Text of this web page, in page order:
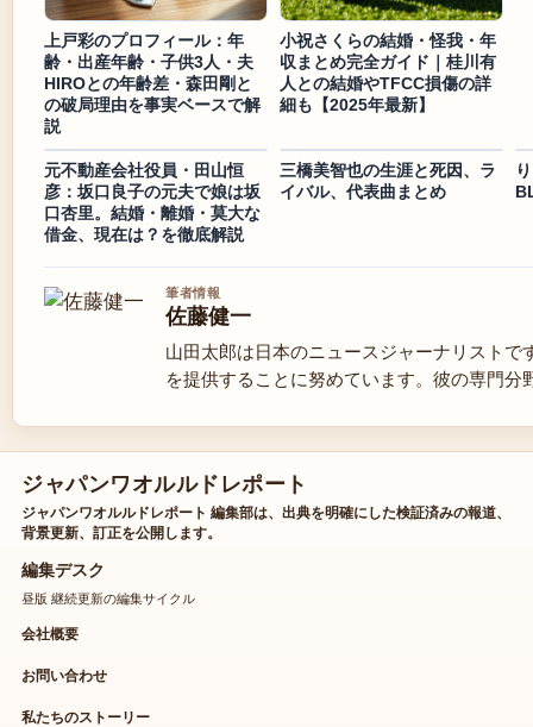
上戸彩のプロフィール：年
齢・出産年齢・子供3人・夫
HIROとの年齢差・森田剛と
の破局理由を事実ベースで解
説
小祝さくらの結婚・怪我・年
収まとめ完全ガイド｜桂川有
人との結婚やTFCC損傷の詳
細も【2025年最新】
元不動産会社役員・田山恒
彦：坂口良子の元夫で娘は坂
口杏里。結婚・離婚・莫大な
借金、現在は？を徹底解説
三橋美智也の生涯と死因、ラ
イバル、代表曲まとめ
筆者情報
佐藤健一
山田太郎は日本のニュースジャーナリスト
を提供することに努めています。彼の専門分
ジャパンワオルルドレポート
ジャパンワオルルドレポート 編集部は、出典を明確にした検証済みの報道、
背景更新、訂正を公開します。
編集デスク
昼版 継続更新の編集サイクル
会社概要
お問い合わせ
私たちのストーリー